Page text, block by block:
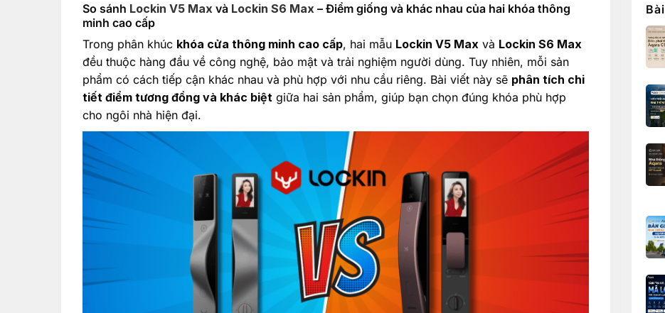
So sánh Lockin V5 Max và Lockin S6 Max – Điểm giống và khác nhau của hai khóa thông
minh cao cấp
Trong phân khúc khóa cửa thông minh cao cấp, hai mẫu Lockin V5 Max và Lockin S6 Max
đều thuộc hàng đầu về công nghệ, bảo mật và trải nghiệm người dùng. Tuy nhiên, mỗi sản
phẩm có cách tiếp cận khác nhau và phù hợp với nhu cầu riêng. Bài viết này sẽ phân tích chi
tiết điểm tương đồng và khác biệt giữa hai sản phẩm, giúp bạn chọn đúng khóa phù hợp
cho ngôi nhà hiện đại.